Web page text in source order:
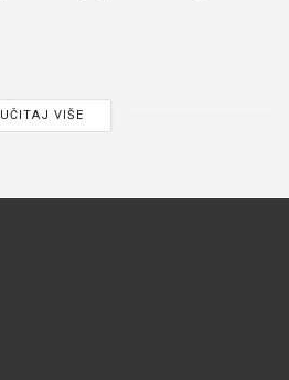
UČITAJ VIŠE